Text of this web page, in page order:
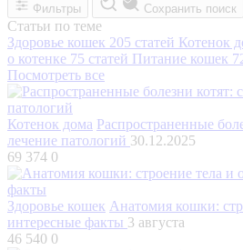
Фильтры Сохранить поиск
Статьи по теме
Здоровье кошек 205 статей Котенок
о котенке 75 статей Питание кошек
Посмотреть все
Котенок дома Распространенные
лечение патологий 30.12.2025
69 374 0
Здоровье кошек Анатомия кошки:
интересные факты 3 августа
46 540 0